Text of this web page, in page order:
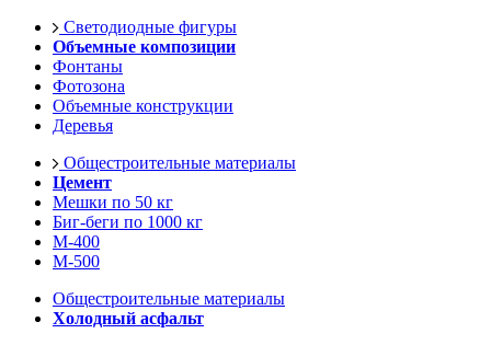
Светодиодные фигуры
Объемные композиции
Фонтаны
Фотозона
Объемные конструкции
Деревья
Общестроительные материалы
Цемент
Мешки по 50 кг
Биг-беги по 1000 кг
М-400
М-500
Общестроительные материалы
Холодный асфальт